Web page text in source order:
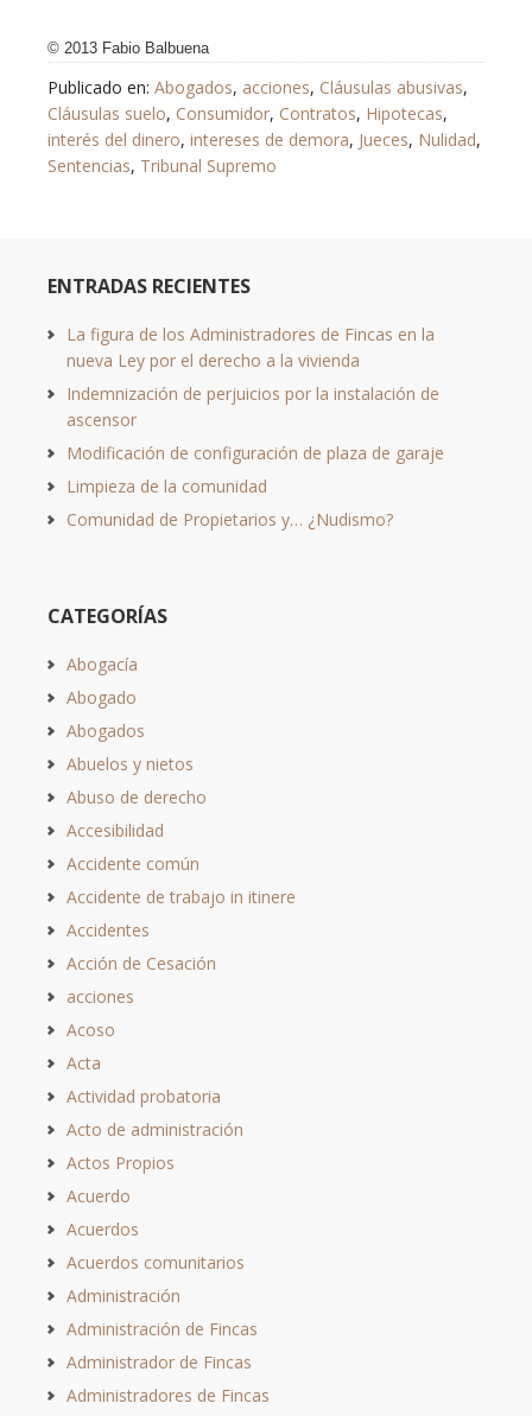
© 2013 Fabio Balbuena
Publicado en: Abogados, acciones, Cláusulas abusivas,
Cláusulas suelo, Consumidor, Contratos, Hipotecas,
interés del dinero, intereses de demora, Jueces, Nulidad,
Sentencias, Tribunal Supremo
ENTRADAS RECIENTES
La figura de los Administradores de Fincas en la
nueva Ley por el derecho a la vivienda
Indemnización de perjuicios por la instalación de
ascensor
Modificación de configuración de plaza de garaje
Limpieza de la comunidad
Comunidad de Propietarios y… ¿Nudismo?
CATEGORÍAS
Abogacía
Abogado
Abogados
Abuelos y nietos
Abuso de derecho
Accesibilidad
Accidente común
Accidente de trabajo in itinere
Accidentes
Acción de Cesación
acciones
Acoso
Acta
Actividad probatoria
Acto de administración
Actos Propios
Acuerdo
Acuerdos
Acuerdos comunitarios
Administración
Administración de Fincas
Administrador de Fincas
Administradores de Fincas